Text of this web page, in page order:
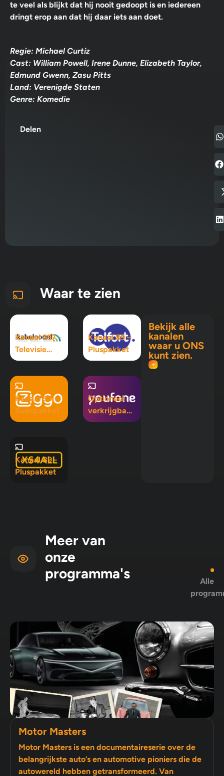
te veel als blijkt dat hij nooit gedoopt is en iedereen
dringt erop aan dat hij daar iets aan doet.
Regie: Michael Curtiz
Cast: William Powell, Irene Dunne, Elizabeth Taylor,
Edmund Gwenn, Zasu Pitts
Land: Verenigde Staten
Genre: Komedie
Delen
Waar te zien
Kanaal 257 -
Televisie
Maximaal
Kanaal 89 –
Pluspakket
Kanaal 50 -
Basispakket
Optioneel
verkrijgbaar
in Mix 5, Mix
Kanaal 89 -
Pluspakket
Bekijk alle
kanalen
waar u ONS
kunt zien.
Meer van
onze
programma's
Alle
Motor Masters
Motor Masters is een documentaireserie over de
belangrijkste auto’s en automotive pioniers die de
autowereld hebben getransformeerd. Van